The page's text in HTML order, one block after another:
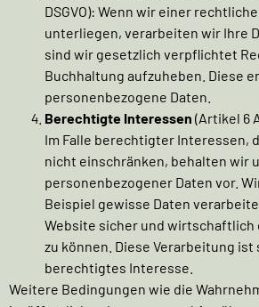
DSGVO): Wenn wir einer
unterliegen, verarbeiten wir Ihre
sind wir gesetzlich verpflichtet
Buchhaltung aufzuheben. Diese
personenbezogene Daten.
Berechtigte Interessen (Artikel 6
Im Falle berechtigter Interessen,
nicht einschränken, behalten wir
personenbezogener Daten vor.
Beispiel gewisse Daten
Website sicher und
zu können. Diese Verarbeitung ist
berechtigtes Interesse.
Weitere Bedingungen wie die